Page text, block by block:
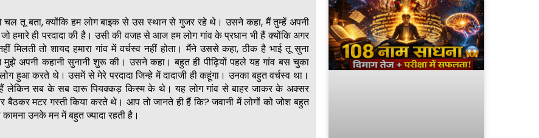
चल तू बता, क्योंकि हम लोग बाइक से उस स्थान से गुजर रहे थे। उसने कहा, मैं तुम्हें अपनी
जो हमारे ही परदादा की है। उसी की वजह से आज हम लोग गांव के प्रधान भी हैं क्योंकि अगर
मिलती तो शायद हमारा गांव में वर्चस्व नहीं होता। मैंने उससे कहा, ठीक है भाई तू सुना
अपनी कहानी सुनानी शुरू की। उसने कहा। बहुत ही पीढ़ियों पहले यह गांव बस चुका
हुआ करते थे। उसमें से मेरे परदादा जिन्हे में दादाजी ही कहूंगा। उनका बहुत वर्चस्व था।
लेकिन सब के सब दारू पियक्कड़ किस्म के थे। यह लोग गांव से बाहर जाकर के अक्सर
बैठकर मटर गस्ती किया करते थे। आप तो जानते ही हैं कि? जवानी में लोगों को जोश बहुत
उनके मन में बहुत ज्यादा रहती है।